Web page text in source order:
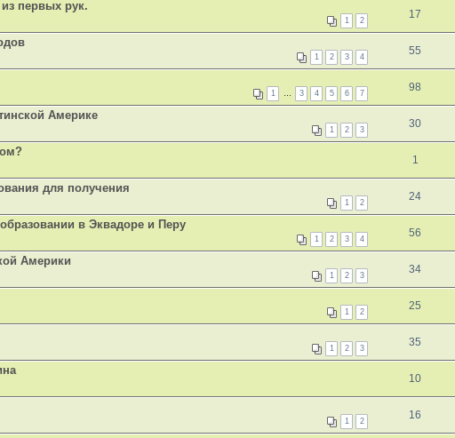
из первых рук.
1 2 17
1 2 3 4 55
1 … 3 4 5 6 7 98
Америке
1 2 3 30
1
для получения
1 2 24
в Эквадоре и Перу
1 2 3 4 56
Америки
1 2 3 34
1 2 25
1 2 3 35
10
1 2 16